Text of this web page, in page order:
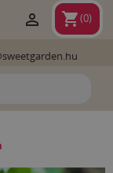
shopping_cart(0)
